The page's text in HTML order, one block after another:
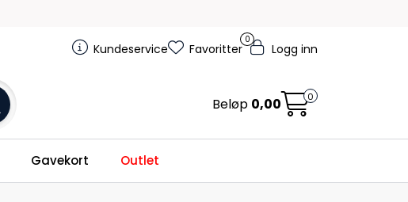
Kundeservice
0
Favoritter Logg inn
Beløp 0,00 0
Gavekort Outlet